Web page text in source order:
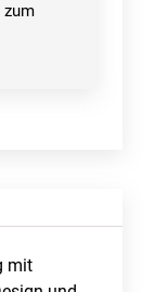
zum
mit